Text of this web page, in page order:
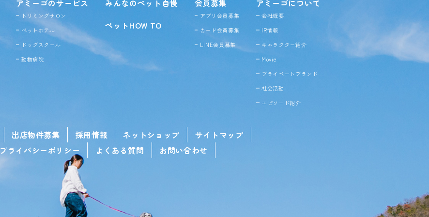
アミーゴのサービス
トリミングサロン
ペットホテル
ドッグスクール
動物病院
みんなのペット自慢
ペットHOW TO
会員募集
アプリ会員募集
カード会員募集
LINE会員募集
アミーゴについて
会社概要
IR情報
キャラクター紹介
Movie
プライベートブランド
社会活動
エピソード紹介
出店物件募集 採用情報 ネットショップ
サイトマップ
プライバシーポリシー
よくある質問 お問い合わせ